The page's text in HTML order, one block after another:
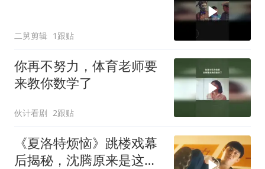
二舅剪辑 1跟贴
你再不努力，体育老师要
来教你数学了
伙计看剧 2跟贴
《夏洛特烦恼》跳楼戏幕
后揭秘，沈腾原来是这样